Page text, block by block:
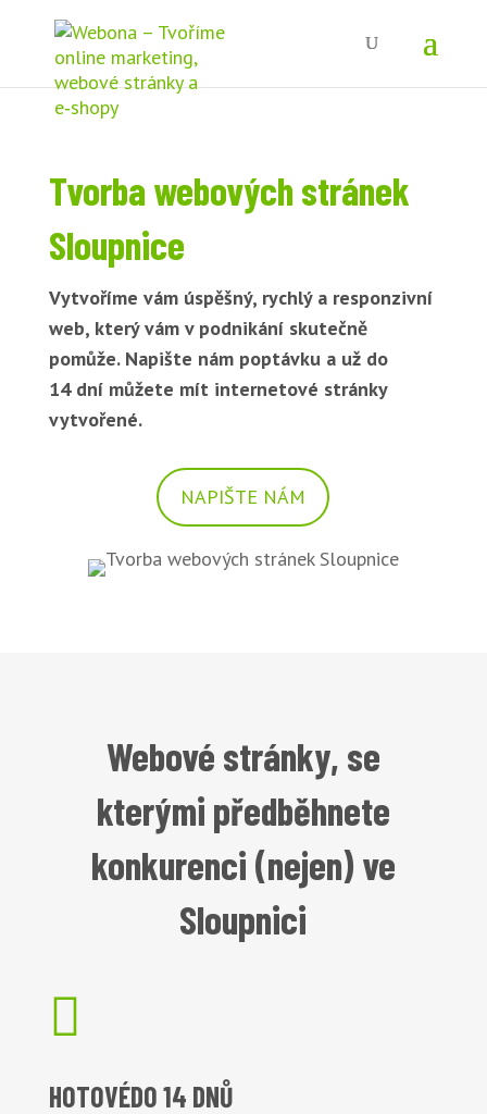
Tvorba webových stránek
Sloupnice
Vytvoříme vám úspěšný, rychlý a responzivní
web, který vám v podnikání skutečně
pomůže. Napište nám poptávku a už do
14 dní můžete mít internetové stránky
vytvořené.
NAPIŠTE NÁM
Webové stránky, se
kterými předběhnete
konkurenci (nejen) ve
Sloupnici

HOTOVÉDO 14 DNŮ